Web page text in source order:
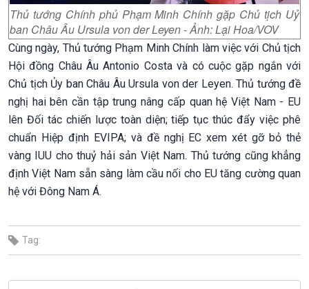
Thủ tướng Chính phủ Phạm Minh Chính gặp Chủ tịch Uỷ
ban Châu Âu Ursula von der Leyen - Ảnh: Lại Hoa/VOV
Cùng ngày, Thủ tướng Phạm Minh Chính làm việc với Chủ tịch
Hội đồng Châu Âu Antonio Costa và có cuộc gặp ngắn với
Chủ tịch Ủy ban Châu Âu Ursula von der Leyen. Thủ tướng đề
nghị hai bên cần tập trung nâng cấp quan hệ Việt Nam - EU
lên Đối tác chiến lược toàn diện; tiếp tục thúc đẩy việc phê
chuẩn Hiệp định EVIPA; và đề nghị EC xem xét gỡ bỏ thẻ
vàng IUU cho thuỷ hải sản Việt Nam. Thủ tướng cũng khẳng
định Việt Nam sẵn sàng làm cầu nối cho EU tăng cường quan
hệ với Đông Nam Á.
Tag: